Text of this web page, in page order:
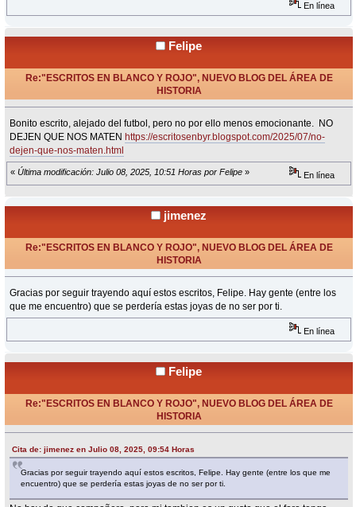
En línea
Felipe
Re:"ESCRITOS EN BLANCO Y ROJO", NUEVO BLOG DEL ÁREA DE
HISTORIA
Bonito escrito, alejado del futbol, pero no por ello menos emocionante. NO
DEJEN QUE NOS MATEN https://escritosenbyr.blogspot.com/2025/07/no-
dejen-que-nos-maten.html
« Última modificación: Julio 08, 2025, 10:51 Horas por Felipe » En línea
jimenez
Re:"ESCRITOS EN BLANCO Y ROJO", NUEVO BLOG DEL ÁREA DE
HISTORIA
Gracias por seguir trayendo aquí estos escritos, Felipe. Hay gente (entre los
que me encuentro) que se perdería estas joyas de no ser por ti.
En línea
Felipe
Re:"ESCRITOS EN BLANCO Y ROJO", NUEVO BLOG DEL ÁREA DE
HISTORIA
Cita de: jimenez en Julio 08, 2025, 09:54 Horas
Gracias por seguir trayendo aquí estos escritos, Felipe. Hay gente (entre los que me
encuentro) que se perdería estas joyas de no ser por ti.